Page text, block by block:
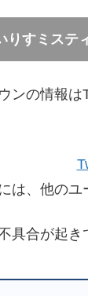
りすミステ
ンの情報
は、他の
具合が起き